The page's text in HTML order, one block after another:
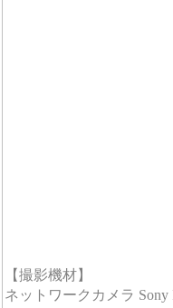
【撮影機材】
ネットワークカメラ